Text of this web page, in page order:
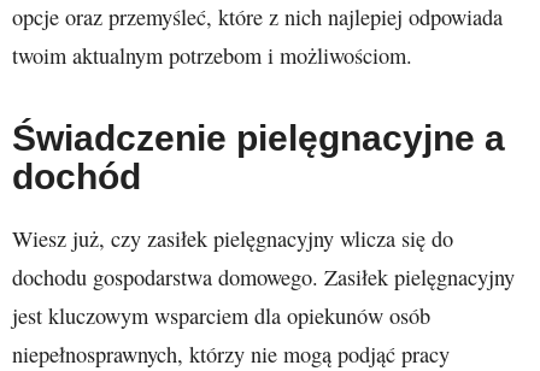
opcje oraz przemyśleć, które z nich najlepiej odpowiada
twoim aktualnym potrzebom i możliwościom.
Świadczenie pielęgnacyjne a
dochód
Wiesz już, czy zasiłek pielęgnacyjny wlicza się do
dochodu gospodarstwa domowego. Zasiłek pielęgnacyjny
jest kluczowym wsparciem dla opiekunów osób
niepełnosprawnych, którzy nie mogą podjąć pracy